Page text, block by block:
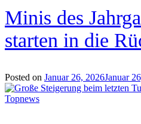
Minis des
starten in die
Posted on Januar 26, 2026Januar
Topnews